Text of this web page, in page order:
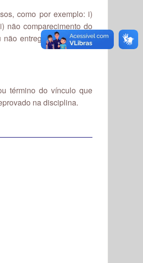
como por exemplo: i)
não comparecimento do
entrega os relatórios
término do vínculo que
na disciplina.